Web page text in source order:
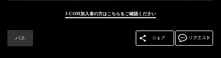
J:COM加入者の方はこちらをご確認ください
バス